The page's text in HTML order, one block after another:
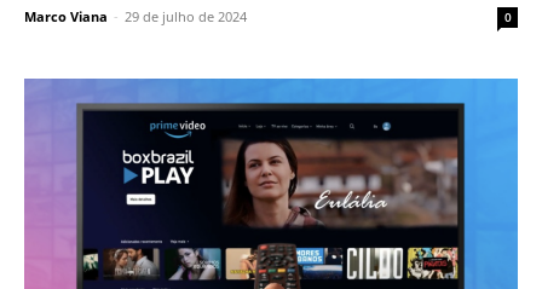
Marco Viana - 29 de julho de 2024 0